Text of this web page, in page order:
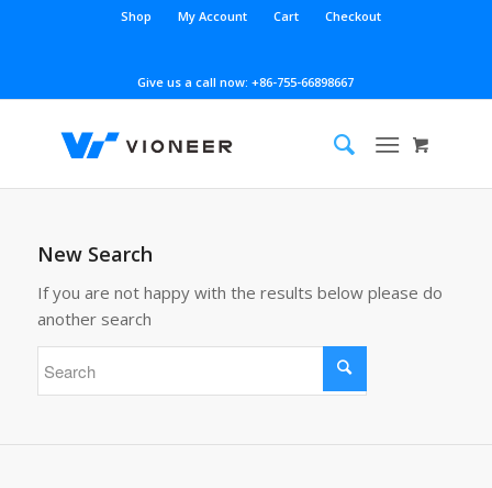
Shop My Account Cart Checkout
Give us a call now: +86-755-66898667
New Search
If you are not happy with the results below please do
another search